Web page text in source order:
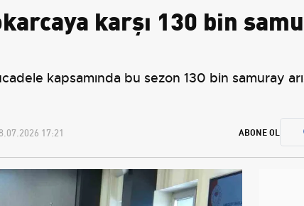
karşı 130 bin
kapsamında bu sezon 130 bin samuray
17:21 ABONE OL